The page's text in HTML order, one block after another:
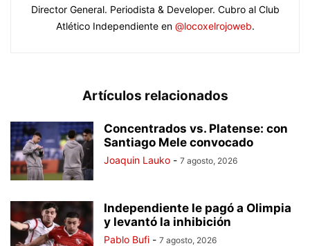
Director General. Periodista & Developer. Cubro al Club
Atlético Independiente en @locoxelrojoweb.
Artículos relacionados
Concentrados vs. Platense: con
Santiago Mele convocado
Joaquin Lauko - 7 agosto, 2026
Independiente le pagó a Olimpia
y levantó la inhibición
Pablo Bufi - 7 agosto, 2026